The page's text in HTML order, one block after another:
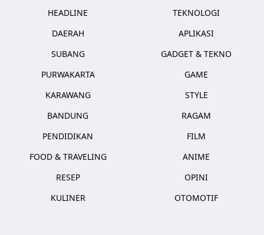
HEADLINE
DAERAH
SUBANG
PURWAKARTA
KARAWANG
BANDUNG
PENDIDIKAN
FOOD & TRAVELING
RESEP
KULINER
TEKNOLOGI
APLIKASI
GADGET & TEKNO
GAME
STYLE
RAGAM
FILM
ANIME
OPINI
OTOMOTIF